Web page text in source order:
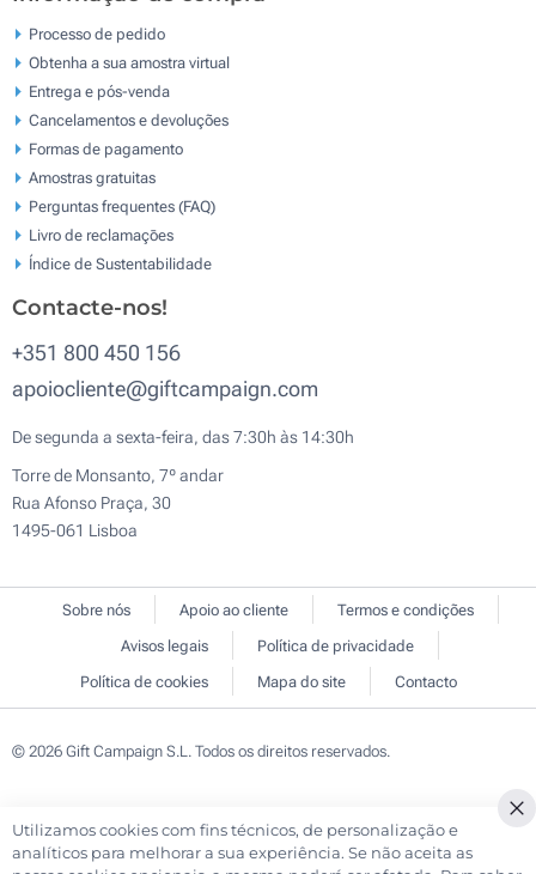
Processo de pedido
Obtenha a sua amostra virtual
Entrega e pós-venda
Cancelamentos e devoluções
Formas de pagamento
Amostras gratuitas
Perguntas frequentes (FAQ)
Livro de reclamaçōes
Índice de Sustentabilidade
Contacte-nos!
+351 800 450 156
apoiocliente@giftcampaign.com
De segunda a sexta-feira, das 7:30h às 14:30h
Torre de Monsanto, 7º andar
Rua Afonso Praça, 30
1495-061 Lisboa
Sobre nós Apoio ao cliente
Termos e condições
Avisos legais
Política de privacidade
Política de cookies
Mapa do site Contacto
© 2026 Gift Campaign S.L. Todos os direitos reservados.
Utilizamos cookies com fins técnicos, de personalização e
analíticos para melhorar a sua experiência. Se não aceita as